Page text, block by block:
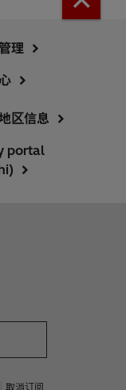
理
区信息
portal
取消订阅